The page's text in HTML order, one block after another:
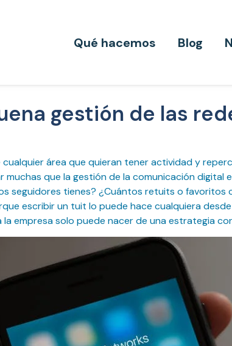
Qué hacemos Blog
gestión de las
área que quieran tener actividad y
que la gestión de la comunicación digital
seguidores tienes? ¿Cuántos retuits o favoritos
escribir un tuit lo puede hace cualquiera
empresa solo puede nacer de una estrategia